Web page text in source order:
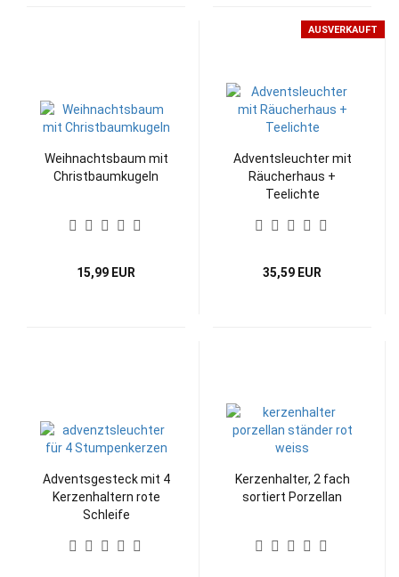
Weihnachtsbaum mit
Christbaumkugeln
15,99 EUR
AUSVERKAUFT
Adventsleuchter mit
Räucherhaus +
Teelichte
35,59 EUR
Adventsgesteck mit 4
Kerzenhaltern rote
Schleife
Kerzenhalter, 2 fach
sortiert Porzellan